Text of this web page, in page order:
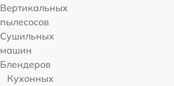
Вертикальных
пылесосов
Сушильных
машин
Блендеров
Кухонных